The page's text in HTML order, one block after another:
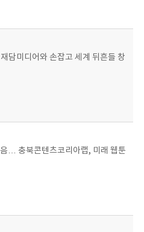
담미디어와 손잡고 세계 뒤흔들 창
… 충북콘텐츠코리아랩, 미래 웹툰